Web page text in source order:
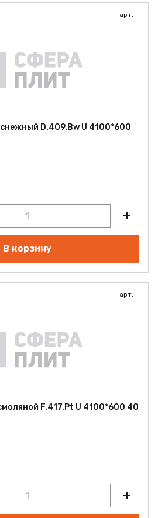
арт. -
D.409.Bw U 4100*600
В корзину
арт. -
F.417.Pt U 4100*600 40